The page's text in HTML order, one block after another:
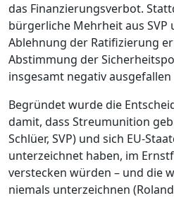
das Finanzierungsverbot.
bürgerliche Mehrheit aus SVP
Ablehnung der Ratifizierung
Abstimmung der
insgesamt negativ ausgefallen
Begründet wurde die
damit, dass Streumunition
Schlüer, SVP) und sich EU-
unterzeichnet haben, im
verstecken würden – und die
niemals unterzeichnen